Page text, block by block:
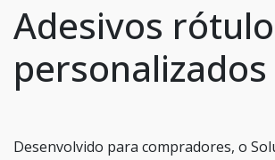
Adesivos
personalizados
Desenvolvido para compradores, o